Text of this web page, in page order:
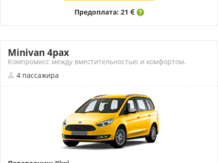
Предоплата: 21
Minivan 4pax
Компромисс между вместительностью и комфортом.
4 пассажира